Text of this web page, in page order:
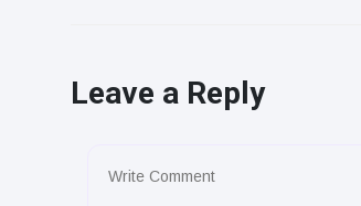
Leave a Reply